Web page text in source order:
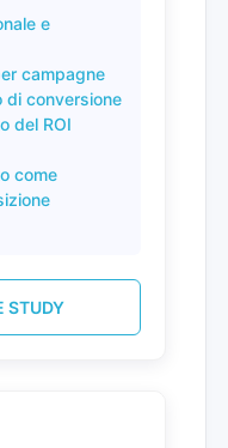
e
campagne
di conversione
del ROI
come
STUDY